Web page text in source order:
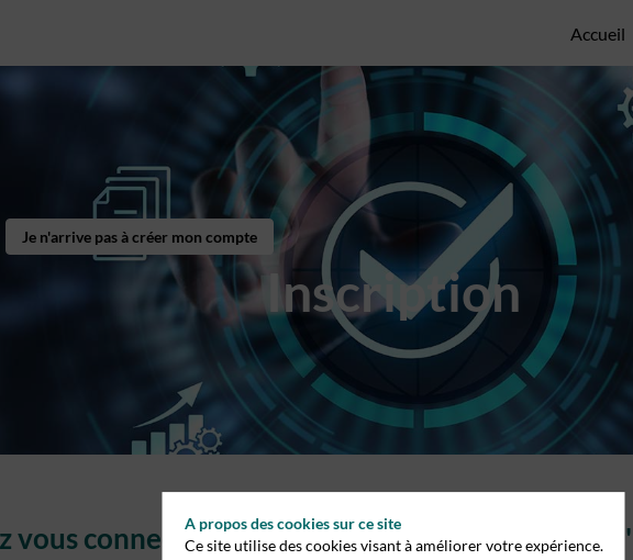
Accueil
Je n'arrive pas à créer mon compte
Inscription
vous connecter pour vous inscrire à la journée
A propos des cookies sur ce site
Ce site utilise des cookies visant à améliorer votre expérience.